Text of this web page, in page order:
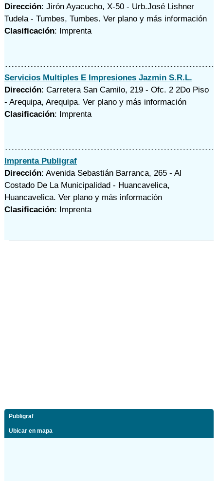
Dirección: Jirón Ayacucho, X-50 - Urb.José Lishner
Tudela - Tumbes, Tumbes. Ver plano y más información
Clasificación: Imprenta
Servicios Multiples E Impresiones Jazmin S.R.L.
Dirección: Carretera San Camilo, 219 - Ofc. 2 2Do Piso
- Arequipa, Arequipa. Ver plano y más información
Clasificación: Imprenta
Imprenta Publigraf
Dirección: Avenida Sebastián Barranca, 265 - Al
Costado De La Municipalidad - Huancavelica,
Huancavelica. Ver plano y más información
Clasificación: Imprenta
Publigraf
Ubicar en mapa